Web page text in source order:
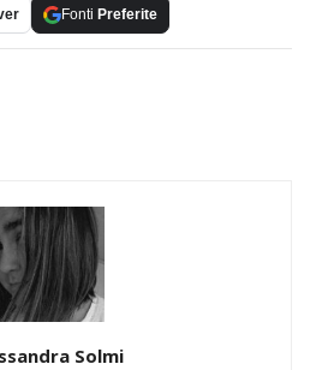
Fonti Preferite
Solmi